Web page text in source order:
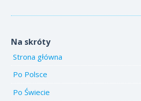
Na skróty
Strona główna
Po Polsce
Po Świecie